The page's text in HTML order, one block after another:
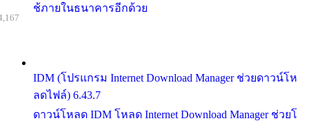
ช้ภายในธนาคารอีกด้วย
IDM (โปรแกรม Internet Download Manager ช่วยดาวน์โห
ลดไฟล์) 6.43.7
ดาวน์โหลด IDM โหลด Internet Download Manager ช่วยโ